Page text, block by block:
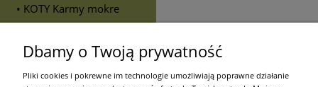
• KOTY Karmy mokre
• KOTY Karmy
weterynaryjne
Dbamy o Twoją prywatność
Pliki cookies i pokrewne im technologie umożliwiają poprawne działanie